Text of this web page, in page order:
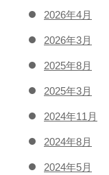
2026年4月
2026年3月
2025年8月
2025年3月
2024年11月
2024年8月
2024年5月